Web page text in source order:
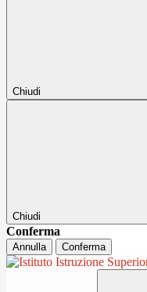
Chiudi
Chiudi
Conferma
Annulla Conferma